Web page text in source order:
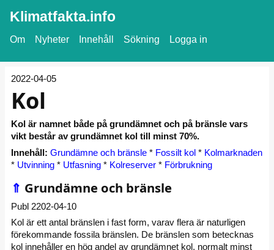
Klimatfakta.info
Om Nyheter Innehåll Sökning Logga in
2022-04-05
Kol
Kol är namnet både på grundämnet och på bränsle vars
vikt består av grundämnet kol till minst 70%.
Innehåll: Grundämne och bränsle * Fossilt kol * Kolmarknaden
* Utvinning * Utfasning * Kolreserver * Förbrukning
⇑ Grundämne och bränsle
Publ 2202-04-10
Kol är ett antal bränslen i fast form, varav flera är naturligen
förekommande fossila bränslen. De bränslen som betecknas
kol innehåller en hög andel av grundämnet kol, normalt minst